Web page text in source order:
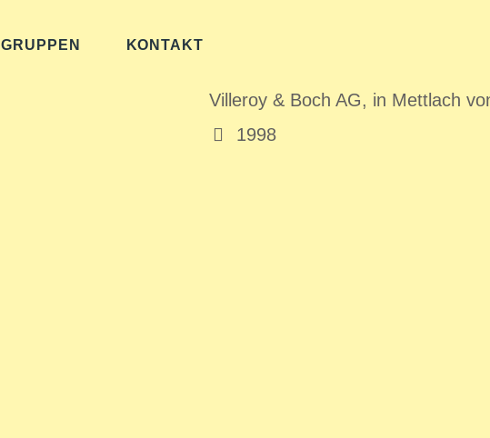
GRUPPEN KONTAKT
Villeroy & Boch AG, in Mettlach
1998